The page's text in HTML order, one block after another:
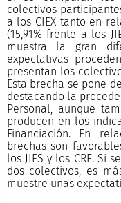
colectivos
a los CIEX tanto en
(15,91% frente a los
muestra la gran
expectativas
presentan los
Esta brecha se pone
destacando la
Personal, aunque
producen en los
Financiación. En
brechas son
los JIES y los CRE. Si
dos colectivos, es
muestre unas